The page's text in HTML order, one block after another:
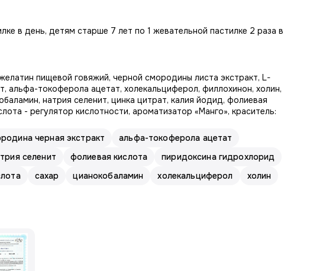
в день, детям старше 7 лет по 1 жевательной пастилке 2 раза в
пищевой говяжий, черной смородины листа экстракт, L-
альфа-токоферола ацетат, холекальциферол, филлохинон, холин,
натрия селенит, цинка цитрат, калия йодид, фолиевая
- регулятор кислотности, ароматизатор «Манго», краситель:
черная экстракт
альфа-токоферола ацетат
селенит фолиевая кислота
пиридоксина гидрохлорид
сахар цианокобаламин холекальциферол
холин